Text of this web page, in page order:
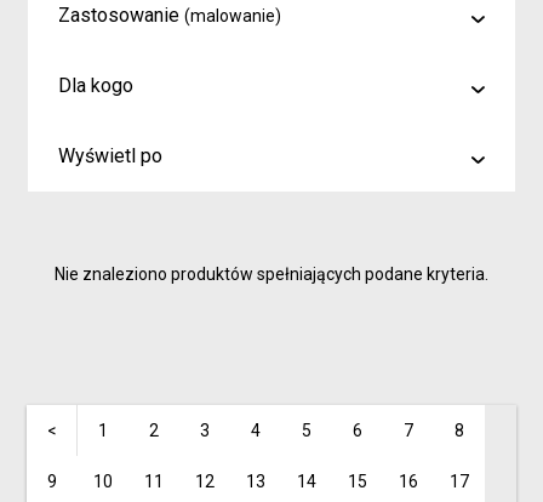
Zastosowanie(malowanie)
malowanie
kreślenie
Dla kogo
Artyści i profesjonaliści
Inspiracje dla rodziców i dzieci
Wyświetl po
Nie znaleziono produktów spełniających podane kryteria.
< 1 2 3 4 5 6 7 8
9 10 11 12 13 14 15 16 17